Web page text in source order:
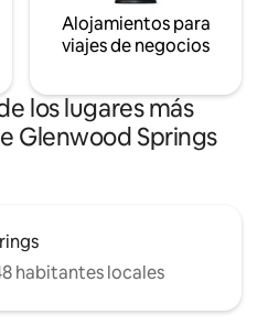
Alojamientos para
viajes de negocios
los lugares más
Glenwood Springs
habitantes locales